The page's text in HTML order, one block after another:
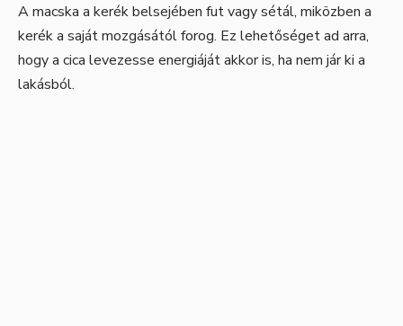
A macska a kerék belsejében fut vagy sétál, miközben a
kerék a saját mozgásától forog. Ez lehetőséget ad arra,
hogy a cica levezesse energiáját akkor is, ha nem jár ki a
lakásból.